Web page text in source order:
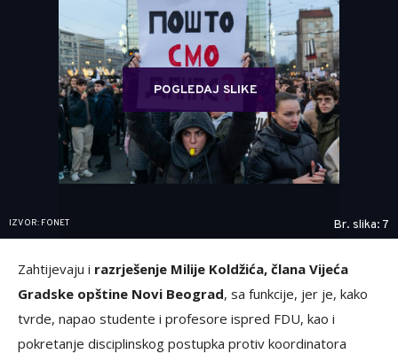
POGLEDAJ SLIKE
IZVOR: FONET Br. slika: 7
Zahtijevaju i razrješenje Milije Koldžića, člana Vijeća
Gradske opštine Novi Beograd, sa funkcije, jer je, kako
tvrde, napao studente i profesore ispred FDU, kao i
pokretanje disciplinskog postupka protiv koordinatora